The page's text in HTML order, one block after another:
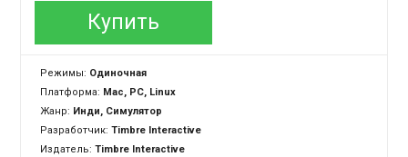
Купить
Режимы: Одиночная
Платформа: Mac, PC, Linux
Жанр: Инди, Симулятор
Разработчик:Timbre Interactive
Издатель:Timbre Interactive